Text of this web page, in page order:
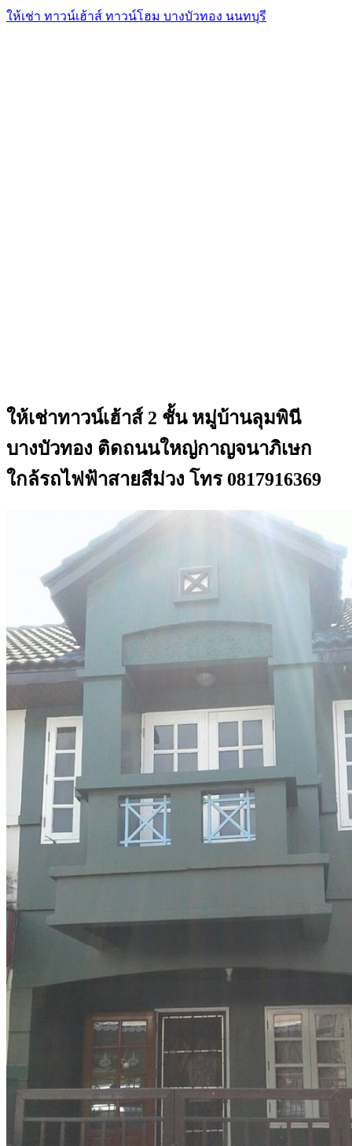
ให้เช่า ทาวน์เฮ้าส์ ทาวน์โฮม บางบัวทอง นนทบุรี
ให้เช่าทาวน์เฮ้าส์ 2 ชั้น หมู่บ้านลุมพินี
บางบัวทอง ติดถนนใหญ่กาญจนาภิเษก
ใกล้รถไฟฟ้าสายสีม่วง โทร 0817916369